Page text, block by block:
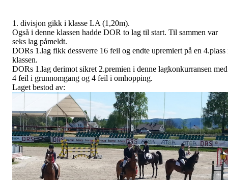
1. divisjon gikk i klasse LA (1,20m).
Også i denne klassen hadde DOR to lag til start. Til sammen var
seks lag påmeldt.
DORs 1.lag fikk dessverre 16 feil og endte upremiert på en 4.plass
klassen.
DORs 1.lag derimot sikret 2.premien i denne lagkonkurransen med
4 feil i grunnomgang og 4 feil i omhopping.
Laget bestod av: